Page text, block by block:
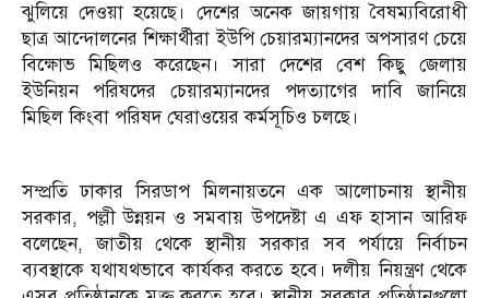
ঝুলিয়ে দেওয়া হয়েছে। দেশের অনেক জায়গায় বৈষম্যবিরোধী
ছাত্র আন্দোলনের শিক্ষার্থীরা ইউপি চেয়ারম্যানদের অপসারণ চেয়ে
বিক্ষোভ মিছিলও করেছেন। সারা দেশের বেশ কিছু জেলায়
ইউনিয়ন পরিষদের চেয়ারম্যানদের পদত্যাগের দাবি জানিয়ে
মিছিল কিংবা পরিষদ ঘেরাওয়ের কর্মসূচিও চলছে।
সম্প্রতি ঢাকার সিরডাপ মিলনায়তনে এক আলোচনায় স্থানীয়
সরকার, পল্লী উন্নয়ন ও সমবায় উপদেষ্টা এ এফ হাসান আরিফ
বলেছেন, জাতীয় থেকে স্থানীয় সরকার সব পর্যায়ে নির্বাচন
ব্যবস্থাকে যথাযথভাবে কার্যকর করতে হবে। দলীয় নিয়ন্ত্রণ থেকে